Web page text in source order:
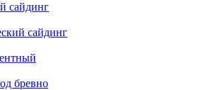
сайдинг
сайдинг
бревно